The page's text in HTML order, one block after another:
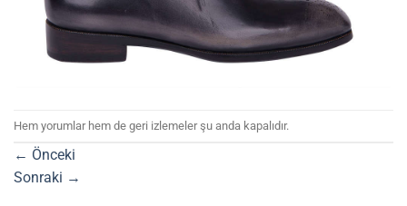
Hem yorumlar hem de geri izlemeler şu anda kapalıdır.
← Önceki
Sonraki →